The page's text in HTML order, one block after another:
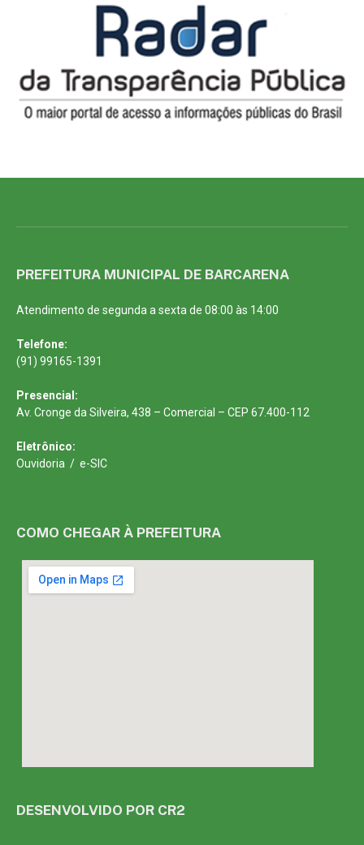
PREFEITURA MUNICIPAL DE BARCARENA
Atendimento de segunda a sexta de 08:00 às 14:00
Telefone:
(91) 99165-1391
Presencial:
Av. Cronge da Silveira, 438 – Comercial – CEP 67.400-112
Eletrônico:
Ouvidoria / e-SIC
COMO CHEGAR À PREFEITURA
DESENVOLVIDO POR CR2